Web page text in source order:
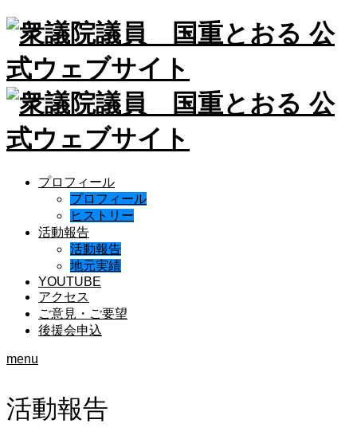
プロフィール
プロフィール
ヒストリー
活動報告
活動報告
地元実績
YOUTUBE
アクセス
ご意見・ご要望
後援会申込
menu
活動報告